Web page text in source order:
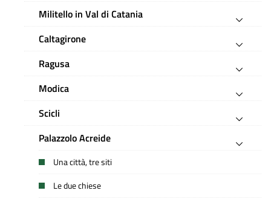
Militello in Val di Catania
Caltagirone
Ragusa
Modica
Scicli
Palazzolo Acreide
Una città, tre siti
Le due chiese